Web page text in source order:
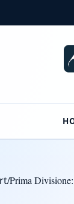
/Prima